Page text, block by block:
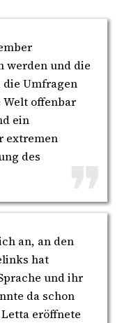
werden und die
Umfragen
offenbar
ein
extremen
des
an, an den
hat
und ihr
da schon
eröffnete